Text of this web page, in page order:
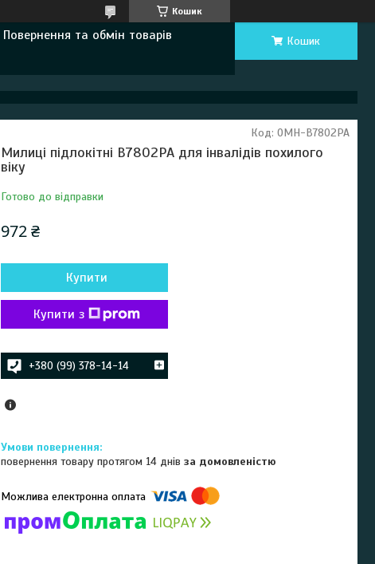
Кошик
Повернення та обмін товарів
Кошик
Милиці підлокітні B7802PA для інвалідів похилого
віку
Готово до відправки
Код: OMH-B7802PA
972 ₴
Купити
Купити з
+380 (99) 378-14-14
повернення товару протягом 14 днівза домовленістю